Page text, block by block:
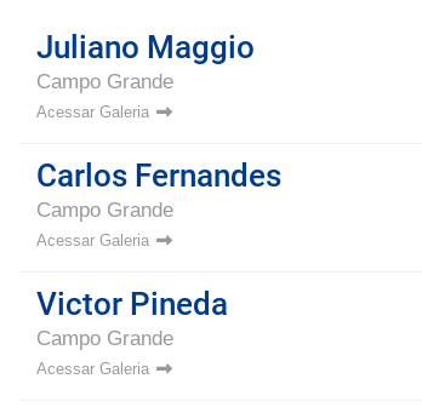
Juliano Maggio
Campo Grande
Acessar Galeria
Carlos Fernandes
Campo Grande
Acessar Galeria
Victor Pineda
Campo Grande
Acessar Galeria